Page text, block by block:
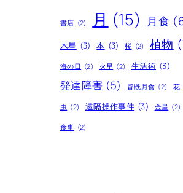
書店 (2) 月 (15) 月食
木星 (3) 本 (3) 桜 (2) 植物
海の日 (2) 火星 (2) 生活術 (3)
発達障害 (5) 皆既月食 (2) 花
虫 (2) 遠隔操作事件 (3) 金星 (2)
食事 (2)